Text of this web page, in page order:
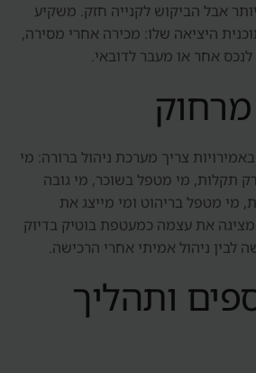
אבל הביקוש לקנייה חזק. משקיע
היציאה שלו: מכירה אחרי מסירה,
אחר או מעבר לדובאי.
מרחוק
צריך מערכת ניהול ברורה: מי
תקלות, מי מטפל בשוכר, מי גובה
מי מטפל בריהוט ומי מייצג את
את עצמה כמעטפת בוטיק בדיוק
לבין ניהול אמיתי אחרי הרכישה.
ותהליך